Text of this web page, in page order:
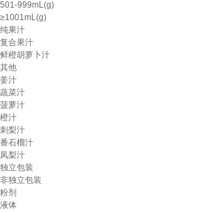
501-999mL(g)
≥1001mL(g)
纯果汁
复合果汁
鲜橙胡萝卜汁
其他
姜汁
蔬菜汁
菠萝汁
橙汁
刺梨汁
番石榴汁
凤梨汁
独立包装
非独立包装
粉剂
液体